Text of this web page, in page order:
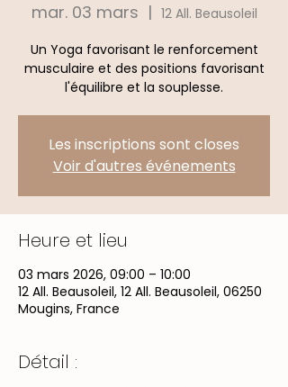
mar. 03 mars
  |
12 All. Beausoleil
Un Yoga favorisant le renforcement
musculaire et des positions favorisant
l'équilibre et la souplesse.
Les inscriptions sont closes
Voir d'autres événements
Heure et lieu
03 mars 2026, 09:00 – 10:00
12 All. Beausoleil, 12 All. Beausoleil, 06250
Mougins, France
Détail :